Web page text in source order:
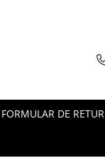
FORMULAR DE RETUR